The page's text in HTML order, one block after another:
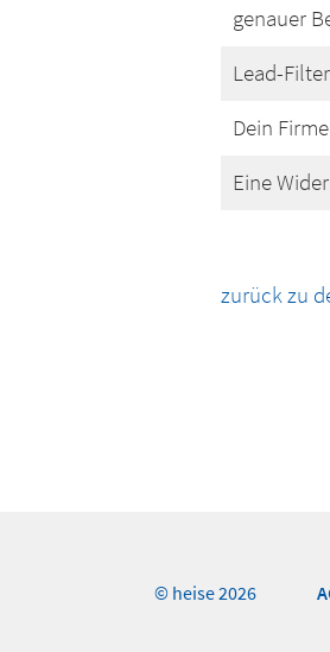
genauer
Lead-
Dein
Eine
zurück zu
© heise 2026